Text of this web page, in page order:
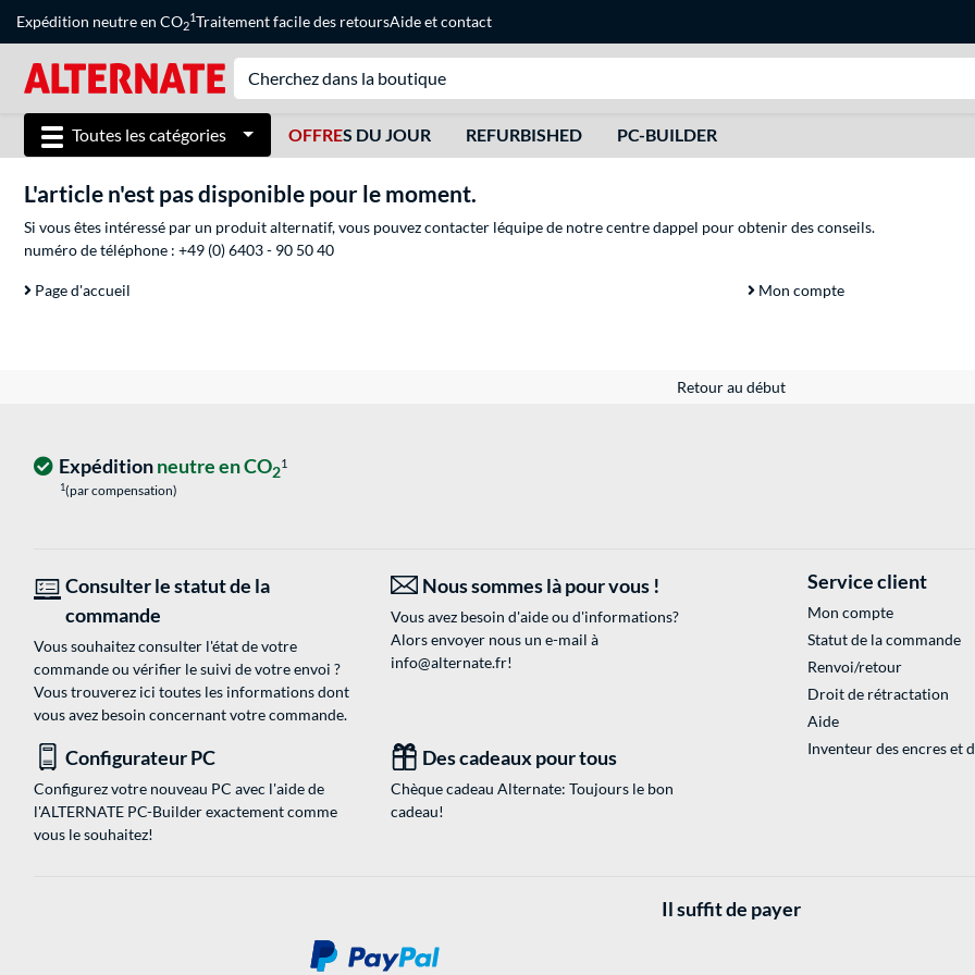
Expédition neutre en CO2
1Traitement facile des retoursAideetcontact
Toutes les catégories OFFRES DU JOUR REFURBISHED PC-BUILDER
L'article n'est pas disponible pour le moment.
Si vous êtes intéressé par un produit alternatif, vous pouvez contacter léquipe de notre centre dappel pour obtenir des conseils.
numéro de téléphone : +49 (0) 6403 - 90 50 40
Page d'accueil Mon compte
Retour au début
Expéditionneutre en CO21
1(par compensation)
Consulter le statut de la
commande
Vous souhaitez consulter l'état de votre
commande ou vérifier le suivi de votre envoi ?
Vous trouverez ici toutes les informations dont
vous avez besoin concernant votre commande.
Nous sommes là pour vous !
Vous avez besoin d'aide ou d'informations?
Alors envoyer nous un e-mail à
info@alternate.fr!
Configurateur PC
Configurez votre nouveau PC avec l'aide de
l'ALTERNATE PC-Builder exactement comme
vous le souhaitez!
Des cadeaux pour tous
Chèque cadeau Alternate: Toujours le bon
cadeau!
Service client
Mon compte
Statut de la commande
Renvoi/retour
Droit de rétractation
Aide
Inventeur des encres et
Il suffit de payer